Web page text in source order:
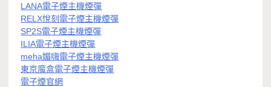
LANA電子煙主機煙彈
RELX悅刻電子煙主機煙彈
SP2S電子煙主機煙彈
ILIA電子煙主機煙彈
meha媚嗨電子煙主機煙彈
東京魔盒電子煙主機煙彈
電子煙官網